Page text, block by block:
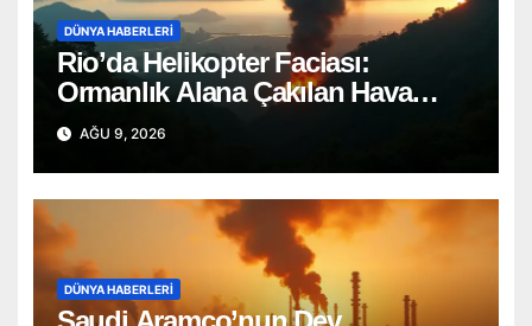
DÜNYA HABERLERI
Rio’da Helikopter Faciası:
Ormanlık Alana Çakılan Hava
Aracında 4 Ölü
AĞU 9, 2026
DÜNYA HABERLERI